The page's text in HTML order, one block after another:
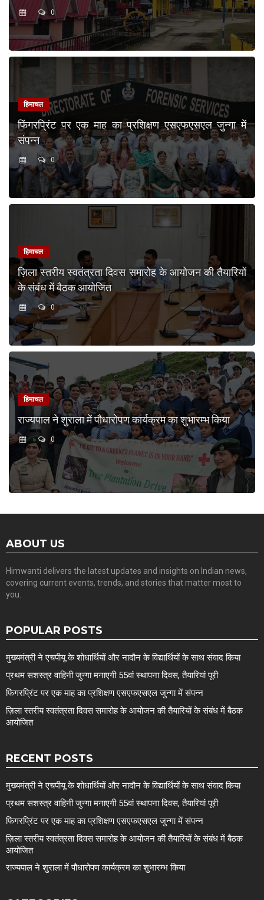
0
हिमाचल
फिंगरप्रिंट पर एक माह का प्रशिक्षण एसएफएसएल जुन्गा में
संपन्न
0
हिमाचल
ज़िला स्तरीय स्वतंत्रता दिवस समारोह के आयोजन की तैयारियों
के संबंध में बैठक आयोजित
0
हिमाचल
राज्यपाल ने शुराला में पौधारोपण कार्यक्रम का शुभारम्भ किया
0
ABOUT US
Himwanti delivers the latest updates and insights on Indian news,
covering current events, trends, and stories that matter most to
you.
POPULAR POSTS
मुख्यमंत्री ने एचपीयू के शोधार्थियों और नादौन के विद्यार्थियों के साथ संवाद किया
प्रथम सशस्त्र वाहिनी जुन्गा मनाएगी 55वां स्थापना दिवस, तैयारियां पूरी
फिंगरप्रिंट पर एक माह का प्रशिक्षण एसएफएसएल जुन्गा में संपन्न
ज़िला स्तरीय स्वतंत्रता दिवस समारोह के आयोजन की तैयारियों के संबंध में बैठक
आयोजित
RECENT POSTS
मुख्यमंत्री ने एचपीयू के शोधार्थियों और नादौन के विद्यार्थियों के साथ संवाद किया
प्रथम सशस्त्र वाहिनी जुन्गा मनाएगी 55वां स्थापना दिवस, तैयारियां पूरी
फिंगरप्रिंट पर एक माह का प्रशिक्षण एसएफएसएल जुन्गा में संपन्न
ज़िला स्तरीय स्वतंत्रता दिवस समारोह के आयोजन की तैयारियों के संबंध में बैठक
आयोजित
राज्यपाल ने शुराला में पौधारोपण कार्यक्रम का शुभारम्भ किया